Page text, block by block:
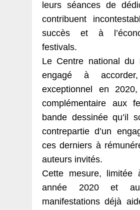
leurs séances de
contribuent
succès et à
festivals.
Le Centre national du
engagé à
exceptionnel en
complémentaire aux
bande dessinée qu’il
contrepartie d’un
ces derniers à
auteurs invités.
Cette mesure, limitée
année 2020 et
manifestations déjà